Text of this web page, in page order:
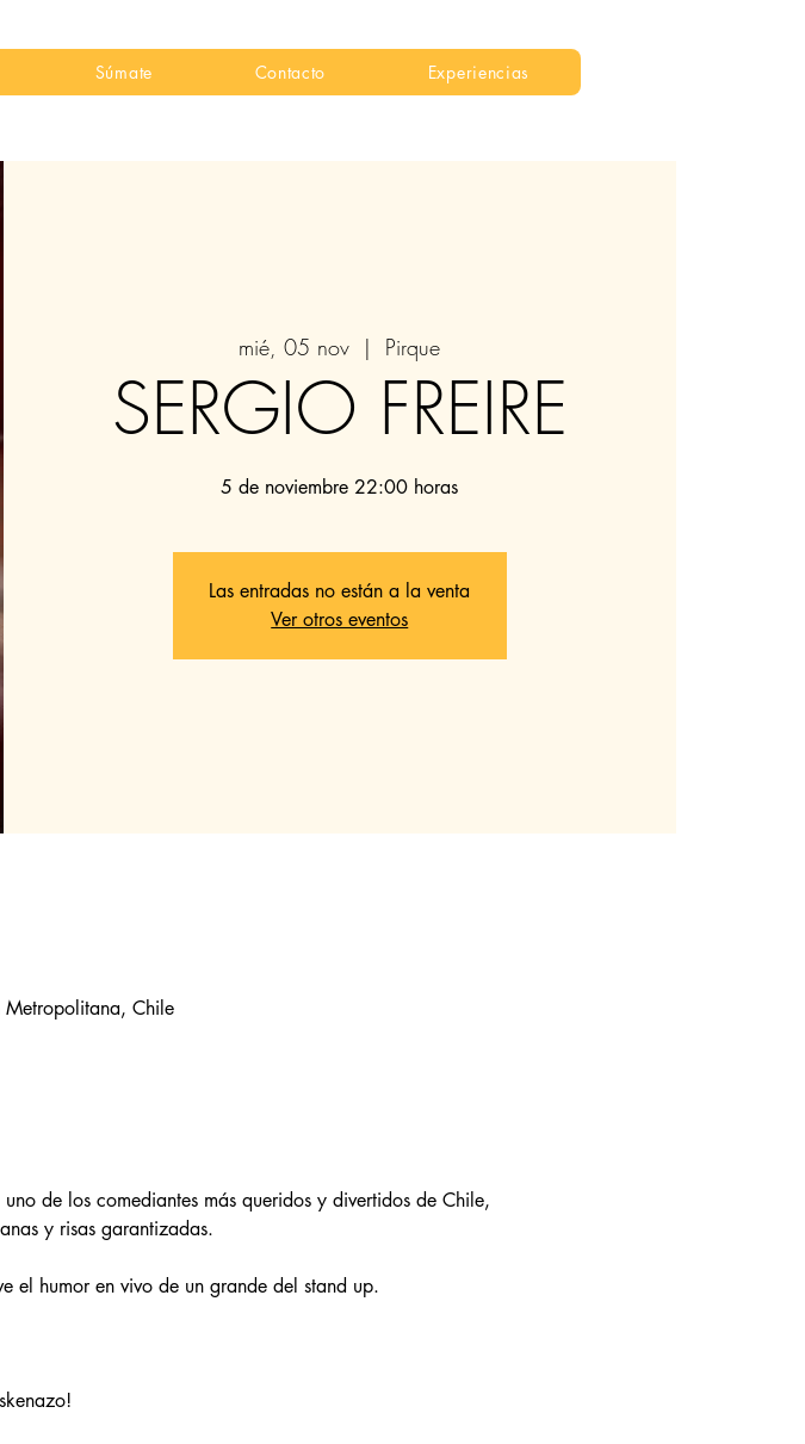
Súmate Contacto Experiencias
mié, 05 nov
  |
Pirque
SERGIO FREIRE
5 de noviembre 22:00 horas
Las entradas no están a la venta
Ver otros eventos
Chile
de los comediantes más queridos y divertidos de Chile,
y risas garantizadas.
el humor en vivo de un grande del stand up.